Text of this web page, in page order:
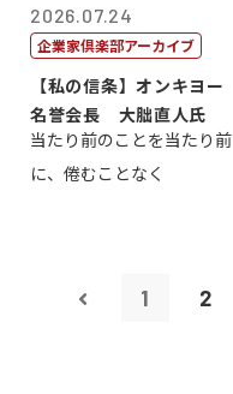
2026.07.24
企業家倶楽部アーカイブ
【私の信条】オンキヨー
名誉会長 大朏直人氏
当たり前のことを当たり前
に、倦むことなく
1 2